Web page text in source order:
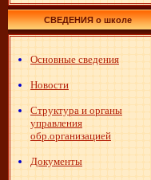
СВЕДЕНИЯ о школе
Основные сведения
Новости
Структура и органы
управления
обр.организацией
Документы